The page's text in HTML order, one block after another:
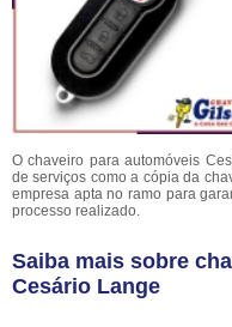
O chaveiro para automóveis
de serviços como a cópia da
empresa apta no ramo para
processo realizado.
Saiba mais sobre
Cesário Lange